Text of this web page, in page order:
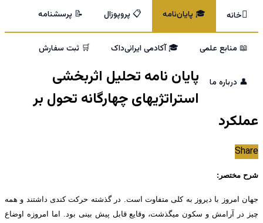
خانه 🎓 پایان‌نامه 📋 پروپوزال 📝 پرسشنامه
📖 منابع علمی 🎓 آکادمی ایرانی‌داک 🛒 ثبت سفارش
👤 درباره ما
پایان نامه تحلیل اثربخشی
استراتژیهای چهارگانه تحول بر
عملکرد
Share
شرح مختصر:
جهان امروز با دیروز به کلی متفاوت است. در گذشته حرکت کندی داشتند و همه
چیز در آرامش و سکون می­گذشت، وقایع قابل پیش بینی بود. اما امروزه اوضاع